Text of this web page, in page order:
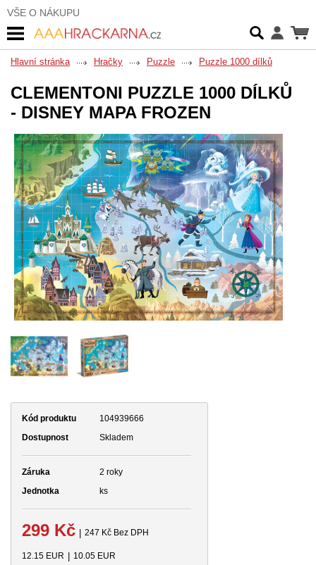
VŠE O NÁKUPU
Hlavní stránka Hračky Puzzle Puzzle 1000 dílků
CLEMENTONI PUZZLE 1000 DÍLKŮ
- DISNEY MAPA FROZEN
Kód produktu
104939666
Dostupnost
Skladem
Záruka
2 roky
Jednotka
ks
299 Kč 247 Kč Bez DPH
12.15 EUR 10.05 EUR